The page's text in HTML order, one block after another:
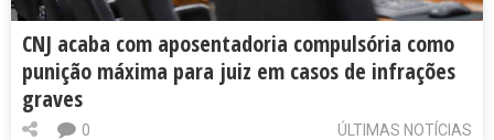
CNJ acaba com aposentadoria compulsória como
punição máxima para juiz em casos de infrações
graves
ÚLTIMAS NOTÍCIAS
0